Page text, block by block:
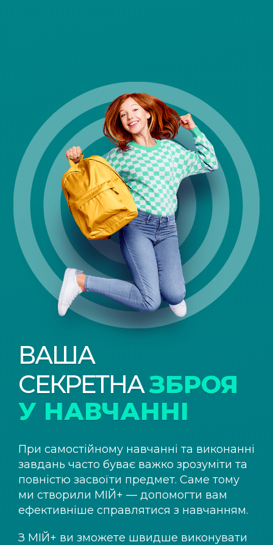
ВАША
СЕКРЕТНАЗБРОЯ
У НАВЧАННІ
При самостійному навчанні та виконанні
завдань часто буває важко зрозуміти та
повністю засвоїти предмет. Саме тому
ми створили МІЙ+ — допомогти вам
ефективніше справлятися з навчанням.
З МІЙ+ ви зможете швидше виконувати